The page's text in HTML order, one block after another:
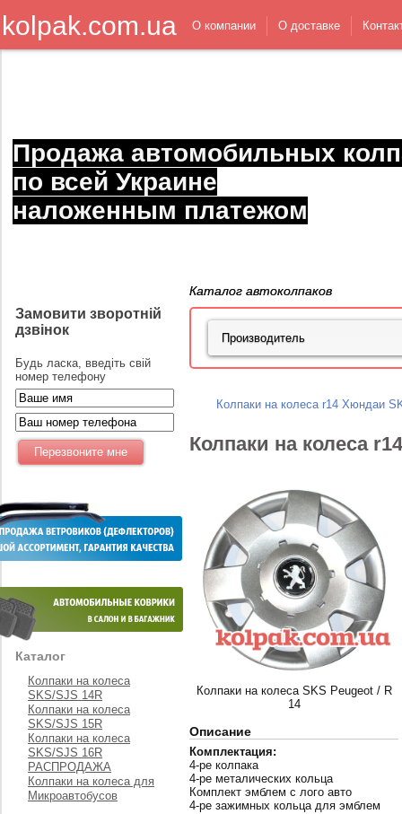
kolpak.com.ua О компании О доставке
Продажа автомобильных
по всей Украине
наложенным платежом
Замовити зворотній
дзвінок
Будь ласка, введіть свій
номер телефону
Каталог
Колпаки на колеса
SKS/SJS 14R
Колпаки на колеса
SKS/SJS 15R
Колпаки на колеса
SKS/SJS 16R
РАСПРОДАЖА
Колпаки на колеса для
Микроавтобусов
Каталог автоколпаков
Колпаки на колеса r14 Хюндаи
Колпаки на колеса
Колпаки на колеса SKS Peugeot / R
14
Описание
Комплектация:
4-ре колпака
4-ре металических кольца
Комплект эмблем с лого авто
4-ре зажимных кольца для эмблем